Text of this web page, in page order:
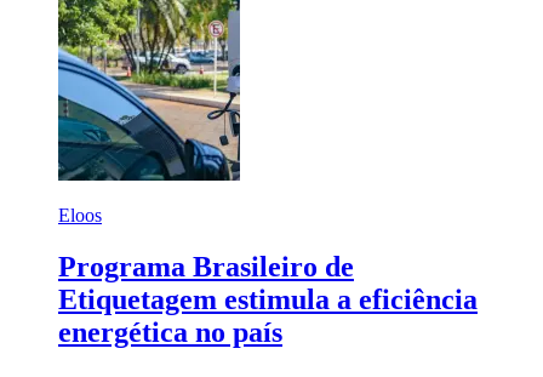
Eloos
Programa Brasileiro de
Etiquetagem estimula a eficiência
energética no país